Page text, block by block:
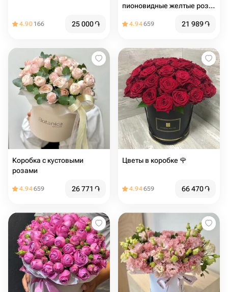
4.90 166 25 000֏
пионовидные желтые розы
4.94659 21 989֏
Коробка с кустовыми
розами
4.94659 26 771 ֏
Цветы в коробке 🌹
4.94659 66 470֏